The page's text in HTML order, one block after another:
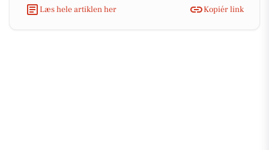
Læs hele artiklen her Kopiér link